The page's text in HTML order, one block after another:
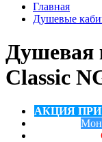
Главная
Душевые
Душевая
Classic
АКЦИЯ